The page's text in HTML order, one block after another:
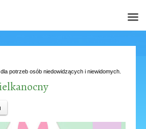
potrzeb osób niedowidzących i niewidomych.